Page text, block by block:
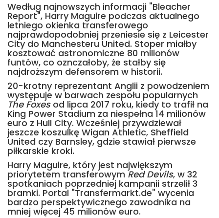
Według najnowszych informacji "Bleacher
Report", Harry Maguire podczas aktualnego
letniego okienka transferowego
najprawdopodobniej przeniesie się z Leicester
City do Manchesteru United. Stoper miałby
kosztować astronomiczne 80 milionów
funtów, co oznczałoby, że stałby się
najdroższym defensorem w historii.
20-krotny reprezentant Anglii z powodzeniem
występuje w barwach zespołu popularnych
The Foxesod lipca 2017 roku, kiedy to trafił na
King Power Stadium za niespełna 14 milionów
euro z Hull City. Wcześniej przywdziewał
jeszcze koszulkę Wigan Athletic, Sheffield
United czy Barnsley, gdzie stawiał pierwsze
piłkarskie kroki.
Harry Maguire, który jest największym
priorytetem transferowym Red Devils, w 32
spotkaniach poprzedniej kampanii strzelił 3
bramki. Portal "Transfermarkt.de" wycenia
bardzo perspektywicznego zawodnika na
mniej więcej 45 milionów euro.